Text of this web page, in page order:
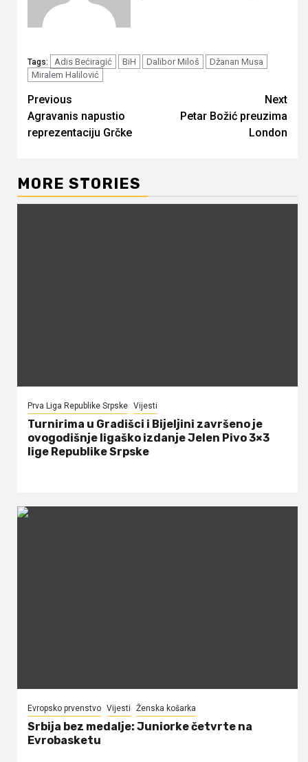
Tags: Adis Bećiragić BiH Dalibor Miloš
Džanan Musa
Miralem Halilović
Continue
Reading
Previous
Agravanis napustio
reprezentaciju Grčke
Next
Petar Božić preuzima
London
MORE STORIES
Prva Liga Republike Srpske Vijesti
Turnirima u Gradišci i Bijeljini završeno je
ovogodišnje ligaško izdanje Jelen Pivo 3×3
lige Republike Srpske
Evropsko prvenstvo Vijesti Ženska košarka
Srbija bez medalje: Juniorke četvrte na
Evrobasketu